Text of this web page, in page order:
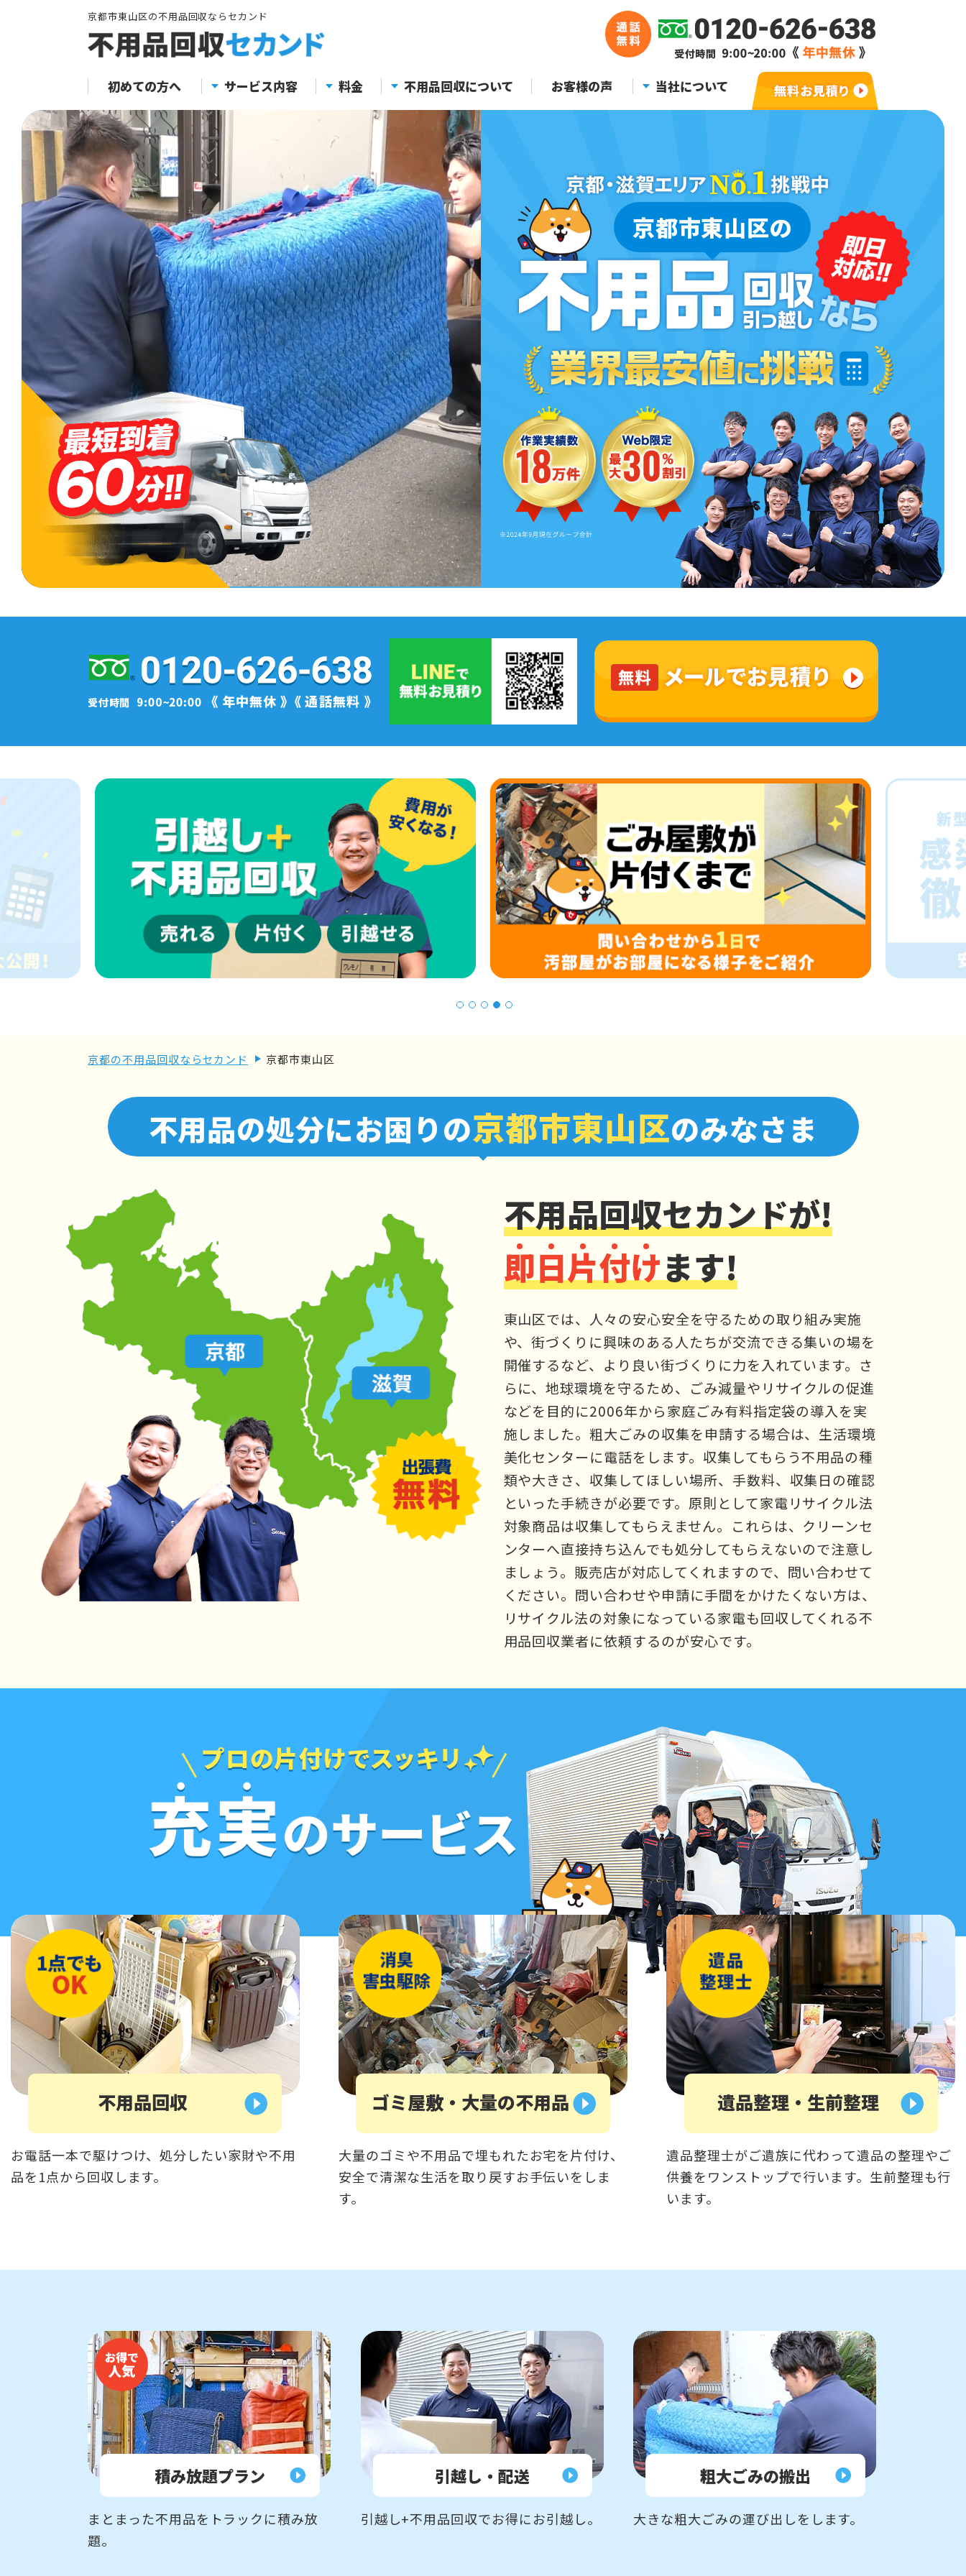
京都市東山区の不用品回収ならセカンド
初めての方へ サービス内容 料金 不用品回収について お客様の声 当社について
京都市東山区の
1 2 3 4 5
京都の不用品回収ならセカンド 京都市東山区
不用品の処分にお困りの京都市東山区のみなさま
不用品回収セカンドが!
即日片付けます!
東山区では、人々の安心安全を守るための取り組み実施
や、街づくりに興味のある人たちが交流できる集いの場を
開催するなど、より良い街づくりに力を入れています。さ
らに、地球環境を守るため、ごみ減量やリサイクルの促進
などを目的に2006年から家庭ごみ有料指定袋の導入を実
施しました。粗大ごみの収集を申請する場合は、生活環境
美化センターに電話をします。収集してもらう不用品の種
類や大きさ、収集してほしい場所、手数料、収集日の確認
といった手続きが必要です。原則として家電リサイクル法
対象商品は収集してもらえません。これらは、クリーンセ
ンターへ直接持ち込んでも処分してもらえないので注意し
ましょう。販売店が対応してくれますので、問い合わせて
ください。問い合わせや申請に手間をかけたくない方は、
リサイクル法の対象になっている家電も回収してくれる不
用品回収業者に依頼するのが安心です。
不用品回収
お電話一本で駆けつけ、処分したい家財や不用
品を1点から回収します。
ゴミ屋敷・大量の不用品
大量のゴミや不用品で埋もれたお宅を片付け、
安全で清潔な生活を取り戻すお手伝いをしま
す。
遺品整理・生前整理
遺品整理士がご遺族に代わって遺品の整理やご
供養をワンストップで行います。生前整理も行
います。
積み放題プラン
まとまった不用品をトラックに積み放
題。
引越し・配送
引越し+不用品回収でお得にお引越し。
粗大ごみの搬出
大きな粗大ごみの運び出しをします。